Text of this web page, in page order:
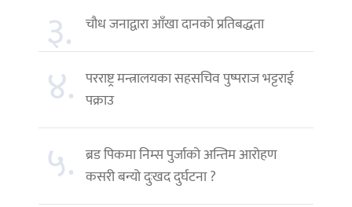
३. चौध जनाद्वारा आँखा दानको प्रतिबद्धता
४. परराष्ट्र मन्त्रालयका सहसचिव पुष्पराज भट्टराई
पक्राउ
५. ब्रड पिकमा निम्स पुर्जाको अन्तिम आरोहण
कसरी बन्यो दुःखद दुर्घटना ?